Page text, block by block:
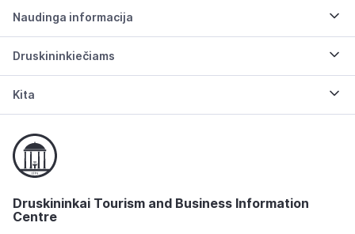
Naudinga informacija
Druskininkiečiams
Kita
Druskininkai Tourism and Business Information
Centre